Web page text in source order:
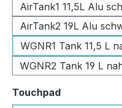
AirTank1 11,5L Alu
AirTank2 19L Alu
WGNR1 Tank 11,5 L
WGNR2 Tank 19 L
Touchpadauswählen